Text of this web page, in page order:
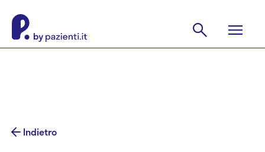
Indietro